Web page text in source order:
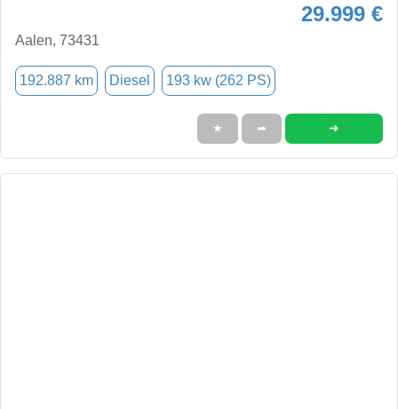
29.999 €
Aalen, 73431
192.887 km Diesel 193 kw (262 PS)
★ ➦ ➜